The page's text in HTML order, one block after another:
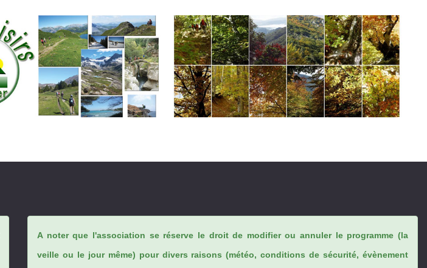
A noter que l'association se réserve le droit de modifier ou annuler le programme (la
veille ou le jour même) pour divers raisons (météo, conditions de sécurité, évènement